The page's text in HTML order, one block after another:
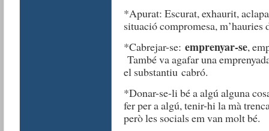
*Apurat: Escurat, exhaurit,
situació compromesa, m’hauries
*Cabrejar-se: emprenyar-se,
També va agafar una
el substantiu cabró.
*Donar-se-li bé a algú alguna
fer per a algú, tenir-hi la mà
però les socials em van molt bé.